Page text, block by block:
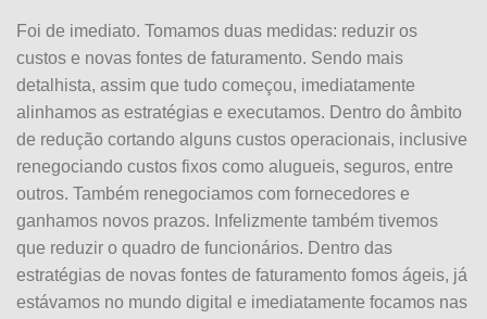
Foi de imediato. Tomamos duas medidas: reduzir os
custos e novas fontes de faturamento. Sendo mais
detalhista, assim que tudo começou, imediatamente
alinhamos as estratégias e executamos. Dentro do âmbito
de redução cortando alguns custos operacionais, inclusive
renegociando custos fixos como alugueis, seguros, entre
outros. Também renegociamos com fornecedores e
ganhamos novos prazos. Infelizmente também tivemos
que reduzir o quadro de funcionários. Dentro das
estratégias de novas fontes de faturamento fomos ágeis, já
estávamos no mundo digital e imediatamente focamos nas